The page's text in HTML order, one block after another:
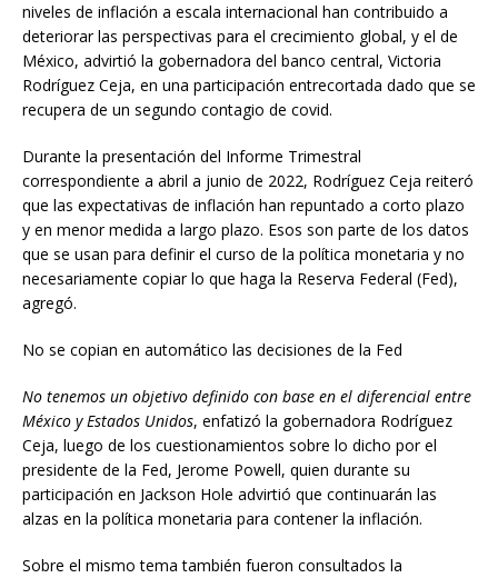
niveles de inflación a escala internacional han contribuido a
deteriorar las perspectivas para el crecimiento global, y el de
México, advirtió la gobernadora del banco central, Victoria
Rodríguez Ceja, en una participación entrecortada dado que se
recupera de un segundo contagio de covid.
Durante la presentación del Informe Trimestral
correspondiente a abril a junio de 2022, Rodríguez Ceja reiteró
que las expectativas de inflación han repuntado a corto plazo
y en menor medida a largo plazo. Esos son parte de los datos
que se usan para definir el curso de la política monetaria y no
necesariamente copiar lo que haga la Reserva Federal (Fed),
agregó.
No se copian en automático las decisiones de la Fed
No tenemos un objetivo definido con base en el diferencial entre
México y Estados Unidos, enfatizó la gobernadora Rodríguez
Ceja, luego de los cuestionamientos sobre lo dicho por el
presidente de la Fed, Jerome Powell, quien durante su
participación en Jackson Hole advirtió que continuarán las
alzas en la política monetaria para contener la inflación.
Sobre el mismo tema también fueron consultados la